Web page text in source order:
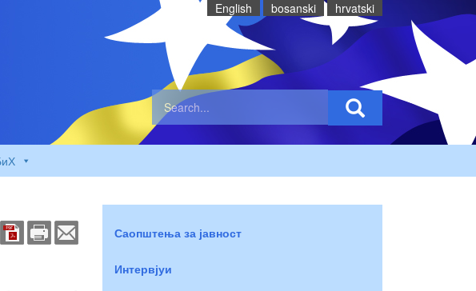
English bosanski hrvatski
Саопштења за јавност
Интервјуи